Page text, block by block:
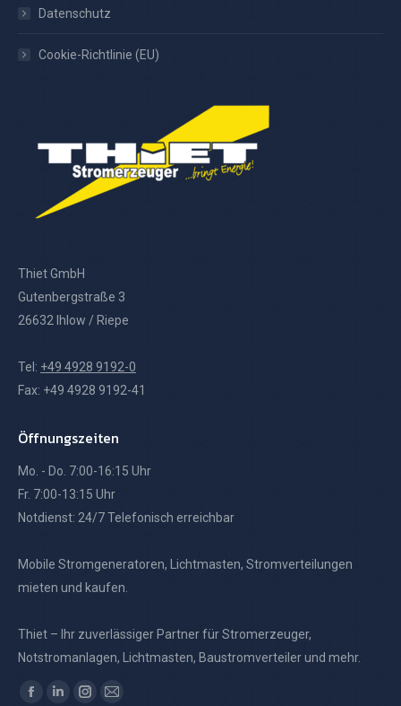
Datenschutz
Cookie-Richtlinie (EU)
Thiet GmbH
Gutenbergstraße 3
26632 Ihlow / Riepe
Tel: +49 4928 9192-0
Fax: +49 4928 9192-41
Öffnungszeiten
Mo. - Do. 7:00-16:15 Uhr
Fr. 7:00-13:15 Uhr
Notdienst: 24/7 Telefonisch erreichbar
Mobile Stromgeneratoren, Lichtmasten, Stromverteilungen
mieten und kaufen.
Thiet – Ihr zuverlässiger Partner für Stromerzeuger,
Notstromanlagen, Lichtmasten, Baustromverteiler und mehr.
Finden Sie uns auf:
Facebook
LinkedinInstagram
E-